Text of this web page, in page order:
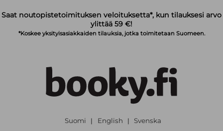
Saat noutopistetoimituksen veloituksetta*, kun tilauksesi arvo
ylittää 59 €!
*Koskee yksityisasiakkaiden tilauksia, jotka toimitetaan Suomeen.
Suomi | English | Svenska